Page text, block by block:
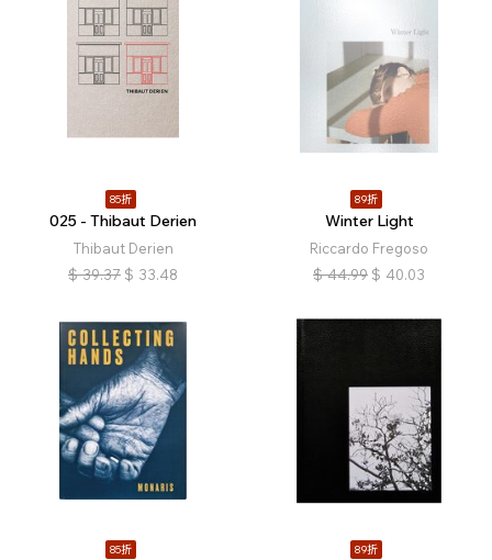
85折
025 - Thibaut Derien
Thibaut Derien
$ 39.37 $ 33.48
89折
Winter Light
Riccardo Fregoso
$ 44.99 $ 40.03
85折 89折